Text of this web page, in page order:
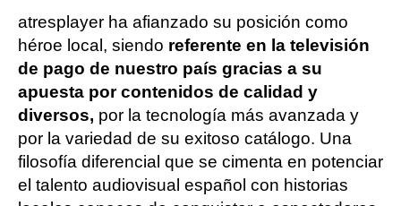
atresplayer ha afianzado su posición como
héroe local, siendo referente en la televisión
de pago de nuestro país gracias a su
apuesta por contenidos de calidad y
diversos, por la tecnología más avanzada y
por la variedad de su exitoso catálogo. Una
filosofía diferencial que se cimenta en potenciar
el talento audiovisual español con historias